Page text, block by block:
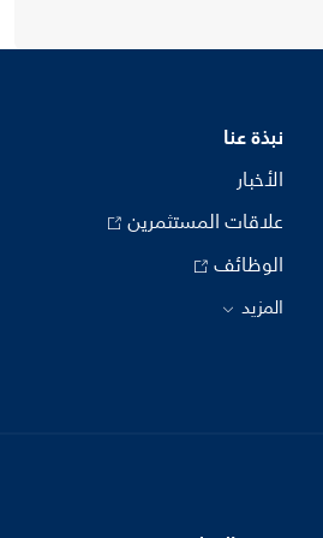
نبذة عنا
الأخبار
علاقات المستثمرين
الوظائف
المزيد